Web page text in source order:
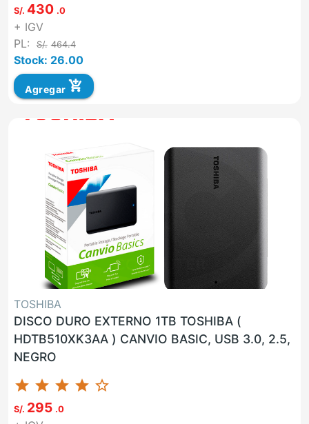
S/. 430 .0
+ IGV
PL:
S/. 464.4
Stock: 26.00
Agregar add_shopping_cart
TOSHIBA
DISCO DURO EXTERNO 1TB TOSHIBA (
HDTB510XK3AA ) CANVIO BASIC, USB 3.0, 2.5,
NEGRO
star star star star star_border
S/. 295 .0